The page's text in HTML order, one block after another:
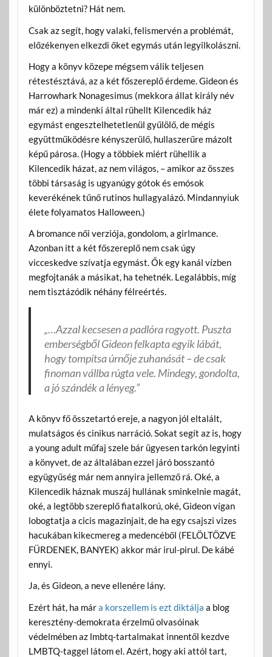
különböztetni? Hát nem.
Csak az segít, hogy valaki, felismervén a problémát,
előzékenyen elkezdi őket egymás után legyilkolászni.
Hogy a könyv közepe mégsem válik teljesen
rétestésztává, az a két főszereplő érdeme. Gideon és
Harrowhark Nonagesimus (mekkora állat király név
már ez) a mindenki által rühellt Kilencedik ház
egymást engesztelhetetlenül gyűlölő, de mégis
együttműködésre kényszerülő, hullaszerűre mázolt
képű párosa. (Hogy a többiek miért rühellik a
Kilencedik házat, az nem világos, – amikor az összes
többi társaság is ugyanúgy gótok és emósok
keverékének tűnő rutinos hullagyalázó. Mindannyiuk
élete folyamatos Halloween.)
A bromance női verziója, gondolom, a girlmance.
Azonban itt a két főszereplő nem csak úgy
vicceskedve szívatja egymást. Ők egy kanál vízben
megfojtanák a másikat, ha tehetnék. Legalábbis, míg
nem tisztázódik néhány félreértés.
„…Azzal kecsesen a padlóra rogyott. Puszta
emberségből Gideon felkapta egyik lábát,
hogy tompítsa úrnője zuhanását – de csak
finoman vállba rúgta vele. Mindegy, gondolta,
a jó szándék a lényeg.”
A könyv fő összetartó ereje, a nagyon jól eltalált,
mulatságos és cinikus narráció. Sokat segít az is, hogy
a young adult műfaj szele bár ügyesen tarkón legyinti
a könyvet, de az általában ezzel járó bosszantó
együgyűség már nem annyira jellemző rá. Oké, a
Kilencedik háznak muszáj hullának sminkelnie magát,
oké, a legtöbb szereplő fiatalkorú, oké, Gideon vígan
lobogtatja a cicis magazinjait, de ha egy csajszi vizes
hacukában kikecmereg a medencéből (FELÖLTÖZVE
FÜRDENEK, BANYEK) akkor már irul-pirul. De kábé
ennyi.
Ja, és Gideon, a neve ellenére lány.
Ezért hát, ha mára korszellem is ezt diktálja a blog
keresztény-demokrata érzelmű olvasóinak
védelmében az lmbtq-tartalmakat innentől kezdve
LMBTQ-taggel látom el. Azért, hogy aki attól tart,